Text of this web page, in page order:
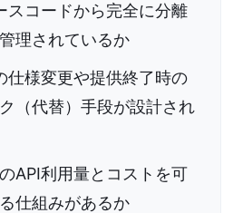
スコードから完全に分離
理されているか
仕様変更や提供終了時の
（代替）手段が設計され
API利用量とコストを可
仕組みがあるか